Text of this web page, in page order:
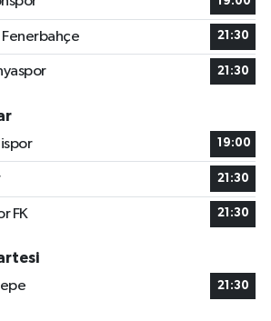
Fenerbahçe 21:30
21:30
19:00
21:30
FK 21:30
21:30